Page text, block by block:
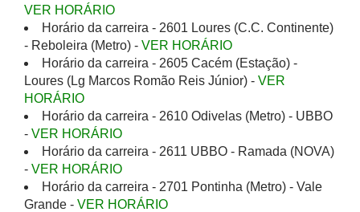
VER HORÁRIO
Horário da carreira - 2601 Loures (C.C. Continente)
- Reboleira (Metro) - VER HORÁRIO
Horário da carreira - 2605 Cacém (Estação) -
Loures (Lg Marcos Romão Reis Júnior) - VER
HORÁRIO
Horário da carreira - 2610 Odivelas (Metro) - UBBO
- VER HORÁRIO
Horário da carreira - 2611 UBBO - Ramada (NOVA)
- VER HORÁRIO
Horário da carreira - 2701 Pontinha (Metro) - Vale
Grande - VER HORÁRIO